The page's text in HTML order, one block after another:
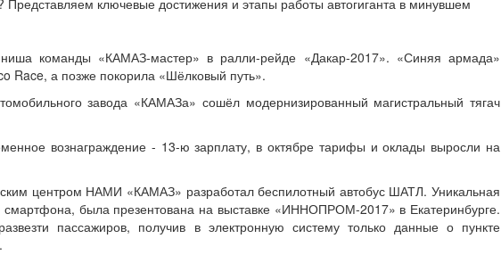
ключевые достижения и этапы работы автогиганта в минувшем
команды «КАМАЗ-мастер» в ралли-рейде «Дакар-2017». «Синяя армада»
Race, а позже покорила «Шёлковый путь».
завода «КАМАЗа» сошёл модернизированный магистральный тягач
вознаграждение - 13-ю зарплату, в октябре тарифы и оклады выросли на
центром НАМИ «КАМАЗ» разработал беспилотный автобус ШАТЛ. Уникальная
смартфона, была презентована на выставке «ИННОПРОМ-2017» в Екатеринбурге.
пассажиров, получив в электронную систему только данные о пункте